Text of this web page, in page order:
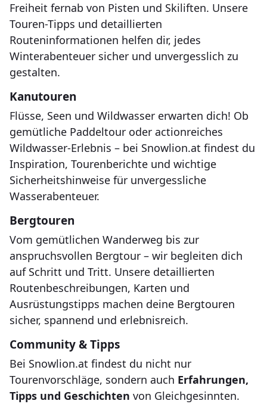
Freiheit fernab von Pisten und Skiliften. Unsere
Touren-Tipps und detaillierten
Routeninformationen helfen dir, jedes
Winterabenteuer sicher und unvergesslich zu
gestalten.
Kanutouren
Flüsse, Seen und Wildwasser erwarten dich! Ob
gemütliche Paddeltour oder actionreiches
Wildwasser-Erlebnis – bei Snowlion.at findest du
Inspiration, Tourenberichte und wichtige
Sicherheitshinweise für unvergessliche
Wasserabenteuer.
Bergtouren
Vom gemütlichen Wanderweg bis zur
anspruchsvollen Bergtour – wir begleiten dich
auf Schritt und Tritt. Unsere detaillierten
Routenbeschreibungen, Karten und
Ausrüstungstipps machen deine Bergtouren
sicher, spannend und erlebnisreich.
Community & Tipps
Bei Snowlion.at findest du nicht nur
Tourenvorschläge, sondern auch Erfahrungen,
Tipps und Geschichten von Gleichgesinnten.